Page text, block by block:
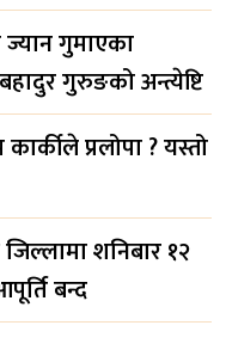
ज्यान गुमाएका
गुरुङको अन्त्येष्टि
प्रलोपा ? यस्तो
शनिबार १२
बन्द